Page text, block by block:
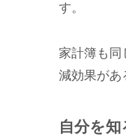
す。
家計簿も
減効果があ
自分を知